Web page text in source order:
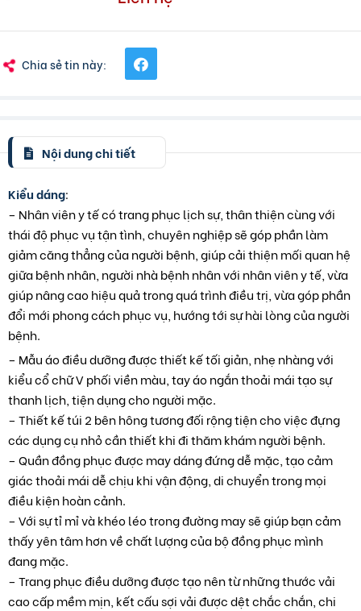
Chia sẻ tin này:
Nội dung chi tiết
Kiểu dáng:
– Nhân viên y tế có trang phục lịch sự, thân thiện cùng với
thái độ phục vụ tận tình, chuyên nghiệp sẽ góp phần làm
giảm căng thẳng của người bệnh, giúp cải thiện mối quan hệ
giữa bệnh nhân, người nhà bệnh nhân với nhân viên y tế, vừa
giúp nâng cao hiệu quả trong quá trình điều trị, vừa góp phần
đổi mới phong cách phục vụ, hướng tới sự hài lòng của người
bệnh.
– Mẫu áo điều dưỡng được thiết kế tối giản, nhẹ nhàng với
kiểu cổ chữ V phối viền màu, tay áo ngắn thoải mái tạo sự
thanh lịch, tiện dụng cho người mặc.
– Thiết kế túi 2 bên hông tương đối rộng tiện cho việc đựng
các dụng cụ nhỏ cần thiết khi đi thăm khám người bệnh.
– Quần đồng phục được may dáng đứng dễ mặc, tạo cảm
giác thoải mái dễ chịu khi vận động, di chuyển trong mọi
điều kiện hoàn cảnh.
– Với sự tỉ mỉ và khéo léo trong đường may sẽ giúp bạn cảm
thấy yên tâm hơn về chất lượng của bộ đồng phục mình
đang mặc.
– Trang phục điều dưỡng được tạo nên từ những thước vải
cao cấp mềm mịn, kết cấu sợi vải được dệt chắc chắn, chi